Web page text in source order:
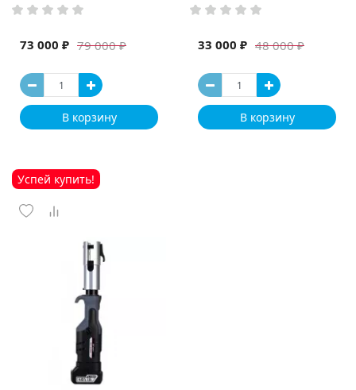
79 000 ₽
73 000 ₽
В корзину
48 000 ₽
33 000 ₽
В корзину
Успей купить!